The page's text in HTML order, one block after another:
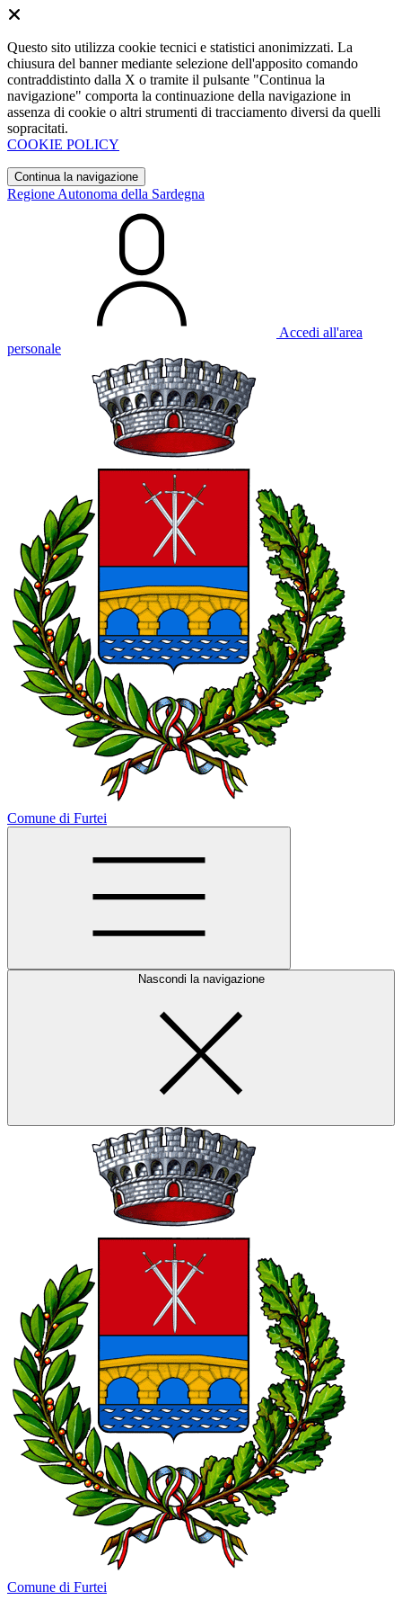
Questo sito utilizza cookie tecnici e statistici anonimizzati. La
chiusura del banner mediante selezione dell'apposito comando
contraddistinto dalla X o tramite il pulsante "Continua la
navigazione" comporta la continuazione della navigazione in
assenza di cookie o altri strumenti di tracciamento diversi da quelli
sopracitati.
COOKIE POLICY
Continua la navigazione
Regione Autonoma della Sardegna
Accedi all'area
personale
Comune di Furtei
Nascondi la navigazione
Comune di Furtei